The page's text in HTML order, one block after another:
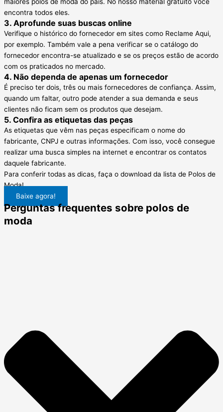
maiores polos de moda do país. No nosso material gratuito você
encontra todos eles.
3. Aprofunde suas buscas online
Verifique o histórico do fornecedor em sites como Reclame Aqui,
por exemplo. Também vale a pena verificar se o catálogo do
fornecedor encontra-se atualizado e se os preços estão de acordo
com os praticados no mercado.
4. Não dependa de apenas um fornecedor
É preciso ter dois, três ou mais fornecedores de confiança. Assim,
quando um faltar, outro pode atender a sua demanda e seus
clientes não ficam sem os produtos que desejam.
5. Confira as etiquetas das peças
As etiquetas que vêm nas peças especificam o nome do
fabricante, CNPJ e outras informações. Com isso, você consegue
realizar uma busca simples na internet e encontrar os contatos
daquele fabricante.
Para conferir todas as dicas, faça o download da lista de Polos de
Moda!
Baixe agora!
Perguntas frequentes sobre polos de
moda